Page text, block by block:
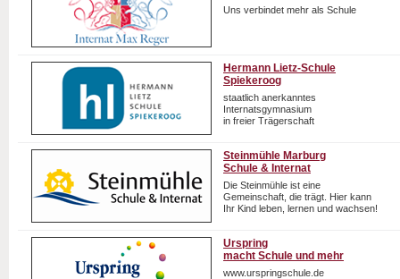
Uns verbindet mehr als Schule
Hermann Lietz-Schule
Spiekeroog
staatlich anerkanntes
Internatsgymnasium
in freier Trägerschaft
Steinmühle Marburg
Schule & Internat
Die Steinmühle ist eine
Gemeinschaft, die trägt. Hier kann
Ihr Kind leben, lernen und wachsen!
Urspring
macht Schule und mehr
www.urspringschule.de